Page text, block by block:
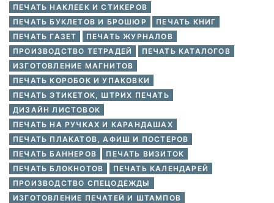
ПЕЧАТЬ НАКЛЕЕК И СТИКЕРОВ
ПЕЧАТЬ БУКЛЕТОВ И БРОШЮР
ПЕЧАТЬ КНИГ
ПЕЧАТЬ ГАЗЕТ
ПЕЧАТЬ ЖУРНАЛОВ
ПРОИЗВОДСТВО ТЕТРАДЕЙ
ПЕЧАТЬ КАТАЛОГОВ
ИЗГОТОВЛЕНИЕ МАГНИТОВ
ПЕЧАТЬ КОРОБОК И УПАКОВКИ
ПЕЧАТЬ ЭТИКЕТОК, ШТРИХ ПЕЧАТЬ
ДИЗАЙН ЛИСТОВОК
ПЕЧАТЬ НА РУЧКАХ И КАРАНДАШАХ
ПЕЧАТЬ ПЛАКАТОВ, АФИШ И ПОСТЕРОВ
ПЕЧАТЬ БАННЕРОВ
ПЕЧАТЬ ВИЗИТОК
ПЕЧАТЬ БЛОКНОТОВ
ПЕЧАТЬ КАЛЕНДАРЕЙ
ПРОИЗВОДСТВО СПЕЦОДЕЖДЫ
ИЗГОТОВЛЕНИЕ ПЕЧАТЕЙ И ШТАМПОВ